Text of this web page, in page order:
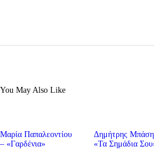
You May Also Like
Μαρία Παπαλεοντίου
– «Γαρδένια»
Δημήτρης
«Τα Σημάδια